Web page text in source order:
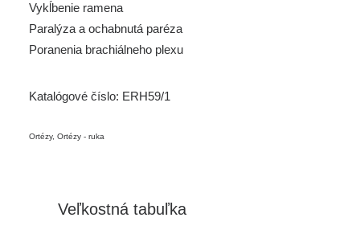
Vykĺbenie ramena
Paralýza a ochabnutá paréza
Poranenia brachiálneho plexu
Katalógové číslo: ERH59/1
Ortézy, Ortézy - ruka
Veľkostná tabuľka